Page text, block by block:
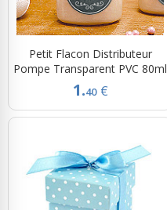
Petit Flacon Distributeur
Pompe Transparent PVC 80ml
1.40 €